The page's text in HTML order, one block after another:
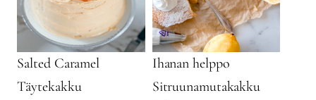
Salted Caramel
Täytekakku
Ihanan helppo
Sitruunamutakakku